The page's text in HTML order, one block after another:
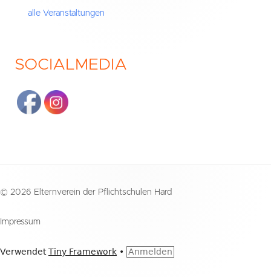
alle Veranstaltungen
SOCIALMEDIA
Inhalt
© 2026 Elternverein der Pflichtschulen Hard
Impressum
VerwendetTiny Framework • Anmelden